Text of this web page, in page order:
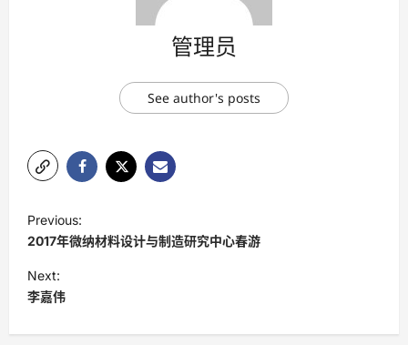
管理员
See author's posts
P
o
s
t
Previous:
2017年微纳材料设计与制造研究中心春游
Next:
李嘉伟